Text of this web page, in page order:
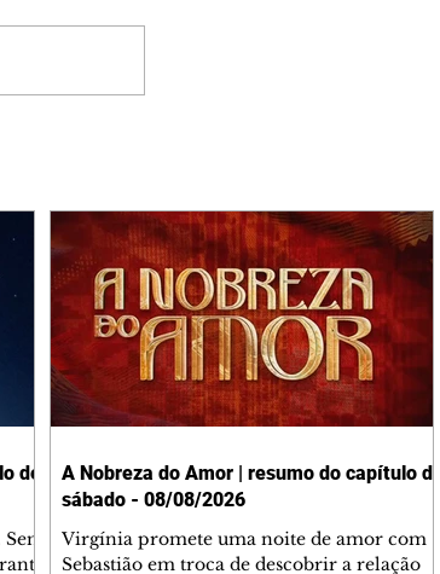
de
A Nobreza do Amor | resumo do capítulo de
sábado - 08/08/2026
Virgínia promete uma noite de amor com
Sebastião em troca de descobrir a relação